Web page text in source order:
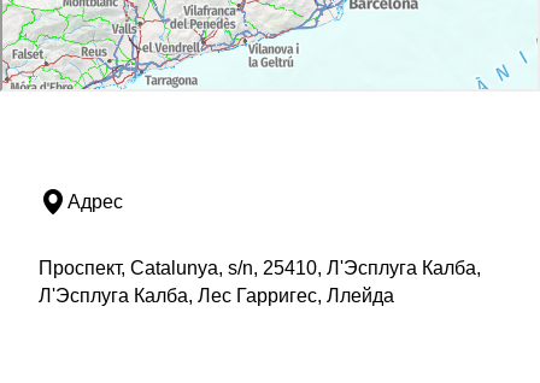
Адрес
Проспект, Catalunya, s/n, 25410, Л'Эсплуга Калба,
Л'Эсплуга Калба, Лес Гарригес, Ллейда